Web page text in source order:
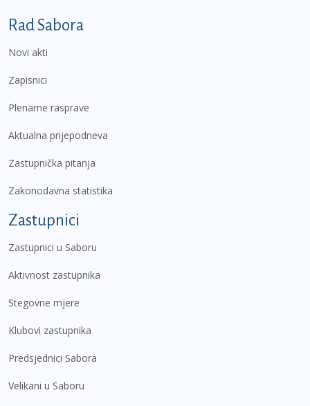
Podnožje prvi izbornik
Rad Sabora
Novi akti
Zapisnici
Plenarne rasprave
Aktualna prijepodneva
Zastupnička pitanja
Zakonodavna statistika
Zastupnici
Zastupnici u Saboru
Aktivnost zastupnika
Stegovne mjere
Klubovi zastupnika
Predsjednici Sabora
Velikani u Saboru